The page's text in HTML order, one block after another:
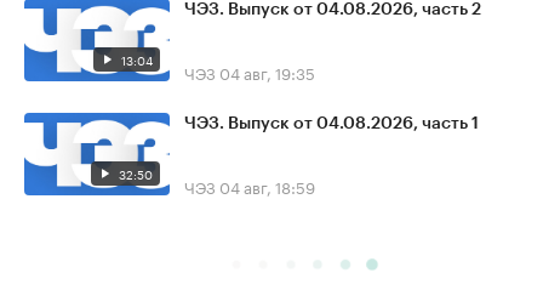
13:04
ЧЭЗ. Выпуск от 04.08.2026, часть 2
ЧЭЗ 04 авг, 19:35
32:50
ЧЭЗ. Выпуск от 04.08.2026, часть 1
ЧЭЗ 04 авг, 18:59